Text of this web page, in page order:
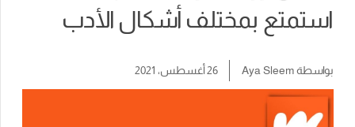
استمتع بمختلف أشكال الأدب
بواسطةAya Sleem 26 أغسطس، 2021